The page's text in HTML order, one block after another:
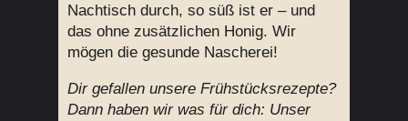
Nachtisch durch, so süß ist er – und
das ohne zusätzlichen Honig. Wir
mögen die gesunde Nascherei!
Dir gefallen unsere Frühstücksrezepte?
Dann haben wir was für dich: Unser